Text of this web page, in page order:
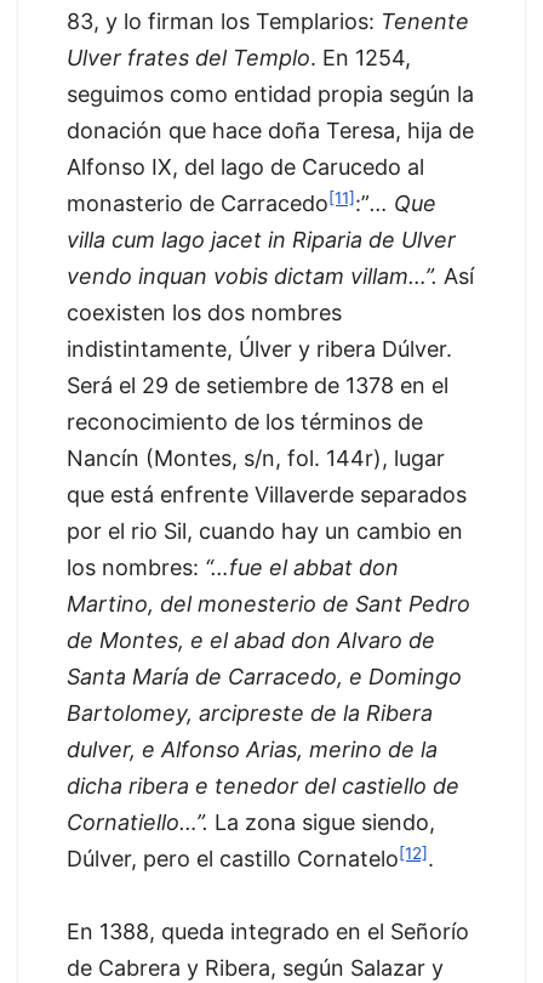
83, y lo firman los Templarios: Tenente
Ulver frates del Templo. En 1254,
seguimos como entidad propia según la
donación que hace doña Teresa, hija de
Alfonso IX, del lago de Carucedo al
monasterio de Carracedo[11]:”… Que
villa cum lago jacet in Riparia de Ulver
vendo inquan vobis dictam villam…”. Así
coexisten los dos nombres
indistintamente, Úlver y ribera Dúlver.
Será el 29 de setiembre de 1378 en el
reconocimiento de los términos de
Nancín (Montes, s/n, fol. 144r), lugar
que está enfrente Villaverde separados
por el rio Sil, cuando hay un cambio en
los nombres: “…fue el abbat don
Martino, del monesterio de Sant Pedro
de Montes, e el abad don Alvaro de
Santa María de Carracedo, e Domingo
Bartolomey, arcipreste de la Ribera
dulver, e Alfonso Arias, merino de la
dicha ribera e tenedor del castiello de
Cornatiello…”. La zona sigue siendo,
Dúlver, pero el castillo Cornatelo[12].
En 1388, queda integrado en el Señorío
de Cabrera y Ribera, según Salazar y